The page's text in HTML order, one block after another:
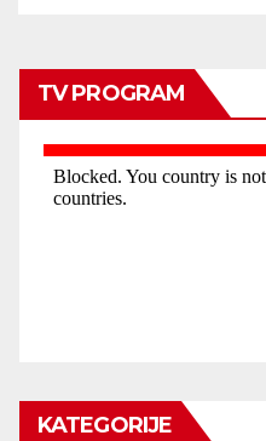
TV PROGRAM
KATEGORIJE